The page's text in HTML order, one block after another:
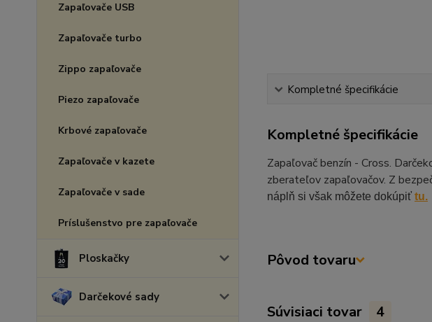
Zapaľovače USB
Zapaľovače turbo
Zippo zapaľovače
Piezo zapaľovače
Krbové zapaľovače
Zapaľovače v kazete
Zapaľovače v sade
Príslušenstvo pre zapaľovače
Ploskačky
Darčekové sady
Kompletné špecifikácie
Kompletné špecifikácie
Zapaľovač benzín - Cross.
zberateľov zapaľovačov. Z
náplň si však môžete dokúpiť tu.
Pôvod tovaru
Súvisiaci tovar 4